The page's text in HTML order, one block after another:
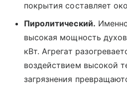
покрытия составляет
Пиролитический.
высокая мощность
кВт. Агрегат
воздействием высокой
загрязнения